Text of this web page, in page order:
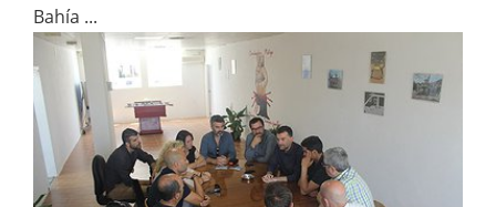
Bahía ...